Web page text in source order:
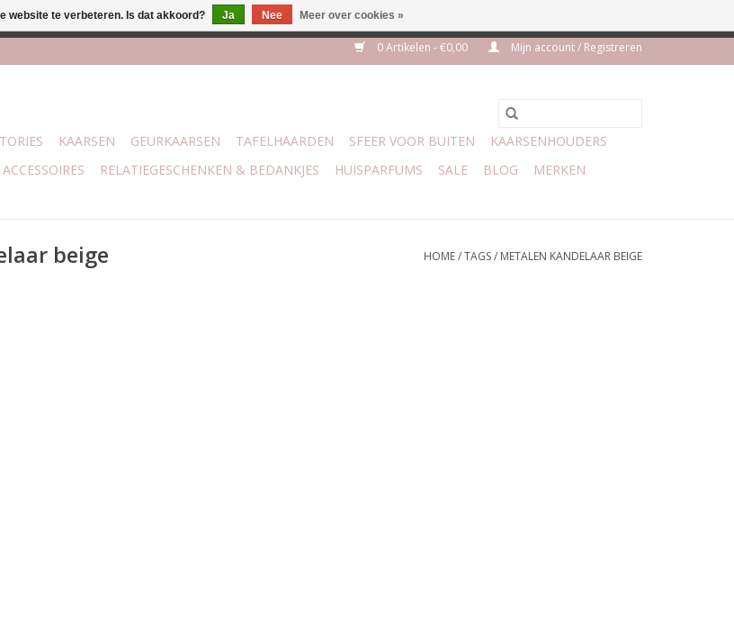
0 Artikelen - €0,00 Mijn account / Registreren
KAARSEN GEURKAARSEN TAFELHAARDEN SFEER VOOR BUITEN
KAARSENHOUDERS
RELATIEGESCHENKEN & BEDANKJES HUISPARFUMS SALE BLOG MERKEN
beige HOME/TAGS/ METALEN KANDELAAR BEIGE
website te verbeteren. Is dat akkoord? Ja Nee Meer over cookies »
Trotz | Belvederelaan 107 Zwolle | 27 juli t/m 3 aug VAKANTIE